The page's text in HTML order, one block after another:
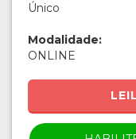
Único
Modalidade:
ONLINE